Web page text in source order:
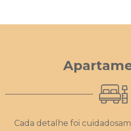
Cada detalhe foi